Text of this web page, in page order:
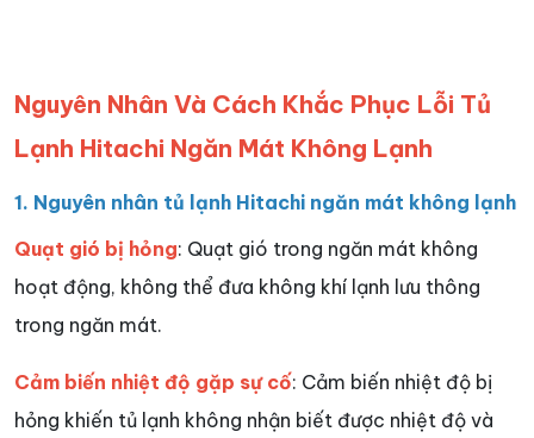
Nguyên Nhân Và Cách Khắc Phục Lỗi Tủ
Lạnh Hitachi Ngăn Mát Không Lạnh
1. Nguyên nhân tủ lạnh Hitachi ngăn mát không lạnh
Quạt gió bị hỏng: Quạt gió trong ngăn mát không
hoạt động, không thể đưa không khí lạnh lưu thông
trong ngăn mát.
Cảm biến nhiệt độ gặp sự cố: Cảm biến nhiệt độ bị
hỏng khiến tủ lạnh không nhận biết được nhiệt độ và